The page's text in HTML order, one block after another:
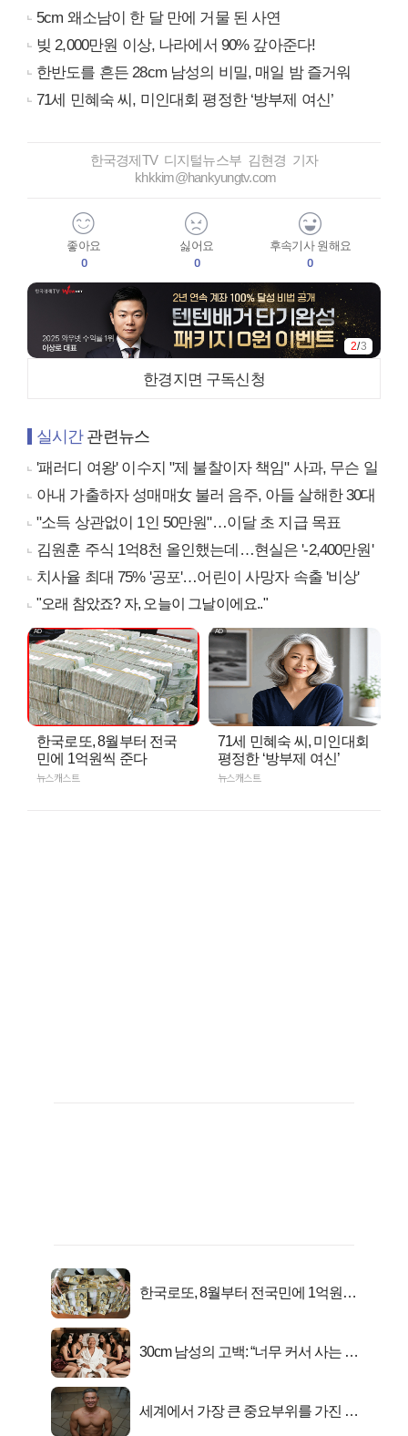
5cm 왜소남이 한 달 만에 거물 된 사연
빚 2,000만원 이상, 나라에서 90% 갚아준다!
한반도를 흔든 28cm 남성의 비밀, 매일 밤 즐거워
71세 민혜숙 씨, 미인대회 평정한 ‘방부제 여신’
한국경제TV 디지털뉴스부 김현경 기자
khkkim@hankyungtv.com
좋아요
0
싫어요
0
후속기사 원해요
0
2/3
한경지면 구독신청
실시간관련뉴스
'패러디 여왕' 이수지 "제 불찰이자 책임" 사과, 무슨 일
아내 가출하자 성매매女 불러 음주, 아들 살해한 30대
"소득 상관없이 1인 50만원"…이달 초 지급 목표
김원훈 주식 1억8천 올인했는데…현실은 '-2,400만원'
치사율 최대 75% '공포'…어린이 사망자 속출 '비상'
"오래 참았죠? 자, 오늘이 그날이에요.."
한국로또, 8월부터 전국
민에 1억원씩 준다
뉴스캐스트
71세 민혜숙 씨, 미인대회
평정한 ‘방부제 여신’
뉴스캐스트
한국로또, 8월부터 전국민에 1억원씩
30cm 남성의 고백: “너무 커서 사는 게
세계에서 가장 큰 중요부위를 가진 남